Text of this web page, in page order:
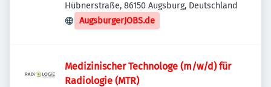
Hübnerstraße, 86150 Augsburg, Deutschland
AugsburgerJOBS.de
Medizinischer Technologe (m/w/d) für
Radiologie (MTR)